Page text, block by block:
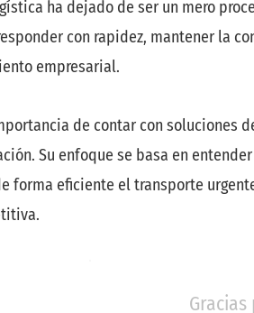
ha dejado de ser un mero
con rapidez, mantener la
empresarial.
de contar con soluciones
Su enfoque se basa en
forma eficiente el transporte